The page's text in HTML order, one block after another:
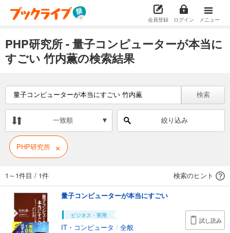
会員登録 ログイン メニュー
PHP研究所 - 量子コンピューターが本当に
すごい 竹内薫の検索結果
検索
一致順 絞り込み
PHP研究所 ×
1～1件目 / 1件 検索のヒント
量子コンピューターが本当にすごい
ビジネス・実用
IT・コンピュータ / 全般
試し読み